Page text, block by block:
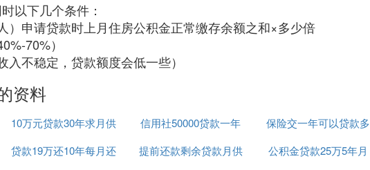
以下几个条件：
申请贷款时上月住房公积金正常缴存余额之和×多少倍
70%）
不稳定，贷款额度会低一些）
资料
10万元贷款30年求月供
信用社50000贷款一年
多少利息是多少
保险交一年可以贷款多
少钱
贷款19万还10年每月还
提前还款剩余贷款月供
公积金贷款25万5年月